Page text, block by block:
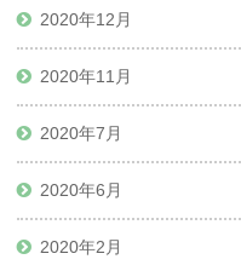
2020年12月
2020年11月
2020年7月
2020年6月
2020年2月